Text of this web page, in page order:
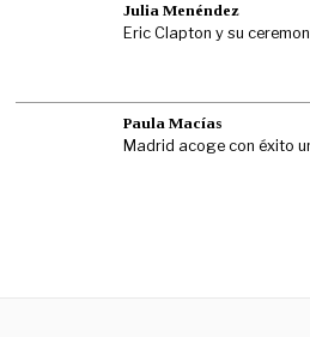
Julia Menéndez
Eric Clapton y su
Paula Macías
Madrid acoge con éxito